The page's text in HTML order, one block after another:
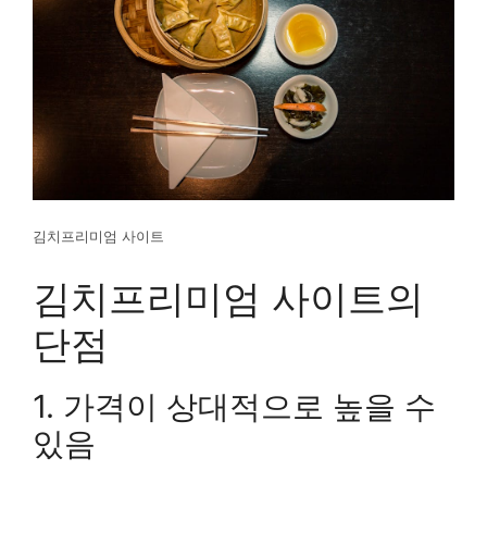
김치프리미엄 사이트
김치프리미엄 사이트의
단점
1. 가격이 상대적으로 높을 수
있음